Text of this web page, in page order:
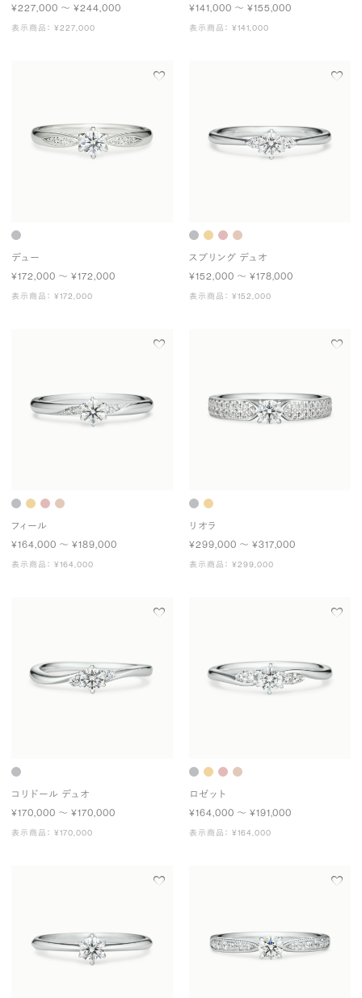
¥227,000 〜 ¥244,000
表示商品： ¥227,000
¥141,000 〜 ¥155,000
表示商品： ¥141,000
デュー
¥172,000 〜 ¥172,000
表示商品： ¥172,000
スプリング デュオ
¥152,000 〜 ¥178,000
表示商品： ¥152,000
フィール
¥164,000 〜 ¥189,000
表示商品： ¥164,000
リオラ
¥299,000 〜 ¥317,000
表示商品： ¥299,000
コリドール デュオ
¥170,000 〜 ¥170,000
表示商品： ¥170,000
ロゼット
¥164,000 〜 ¥191,000
表示商品： ¥164,000